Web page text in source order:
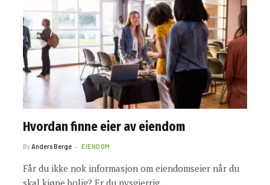
Hvordan finne eier av eiendom
ByAnders Berge EIENDOM
Får du ikke nok informasjon om eiendomseier når du
skal kjøpe bolig? Er du nysgjerrig…